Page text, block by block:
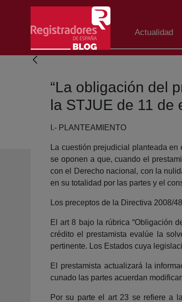
Saltar al contenido principal
Actualidad
“La obligación del
la STJUE de 11 de
I.- PLANTEAMIENTO
La cuestión prejudicial planteada
se oponen a que, cuando el
con el Derecho nacional, con la
en su totalidad por las partes y el
Los preceptos de la Directiva 2008/
El art 8 bajo la rúbrica “Obligación
crédito el prestamista evalúe la
pertinente. Los Estados cuya
El prestamista actualizará la
cunado las partes acuerdan
Por su parte el art 23 se refiere a